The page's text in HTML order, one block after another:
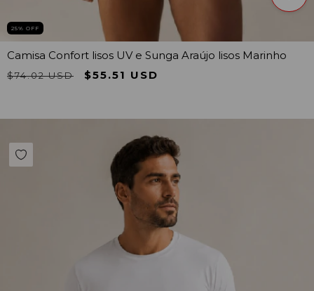
25% OFF
Camisa Confort lisos UV e Sunga Araújo lisos Marinho
$74.02 USD $55.51 USD